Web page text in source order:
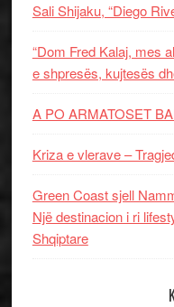
Sali Shijaku, “Diego
“Dom Fred Kalaj, mes
e shpresës, kujtesës
A PO ARMATOSET
Kriza e vlerave –
Green Coast sjell
Një destinacion i ri
Shqiptare